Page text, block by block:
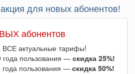
для новых абонентов!
абонентов
ВСЕ актуальные тарифы!
пользования — скидка 25%!
пользования — скидка 50%!